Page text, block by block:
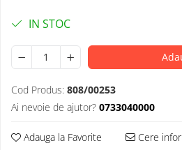
IN STOC
Cod Produs: 808/00253
Ai nevoie de ajutor? 0733040000
Adauga la Favorite Cere